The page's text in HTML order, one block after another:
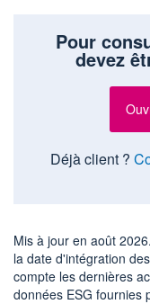
Pour
devez
Déjà client ?
Mis à jour en août
la date d'intégration
compte les dernières
données ESG fournies